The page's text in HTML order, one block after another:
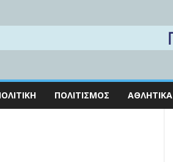
ΠΟΛΙΤΙΣΜΌΣ ΑΘΛΗΤΙΚΆ